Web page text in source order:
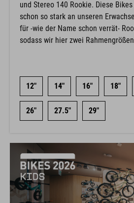
und Stereo 140 Rookie. Diese
schon so stark an unseren
für -wie der Name schon verrät-
sodass wir hier zwei
12" 14" 16" 18"
26" 27.5" 29"